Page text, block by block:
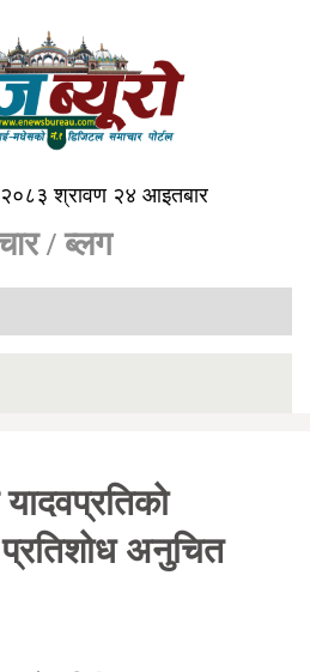
श्रावण २४ आइतबार
/ ब्लग
अनुचित